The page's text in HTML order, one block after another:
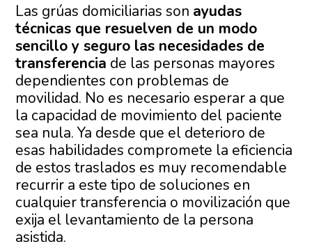
Las grúas domiciliarias son ayudas
técnicas que resuelven de un modo
sencillo y seguro las necesidades de
transferencia de las personas mayores
dependientes con problemas de
movilidad. No es necesario esperar a que
la capacidad de movimiento del paciente
sea nula. Ya desde que el deterioro de
esas habilidades compromete la eficiencia
de estos traslados es muy recomendable
recurrir a este tipo de soluciones en
cualquier transferencia o movilización que
exija el levantamiento de la persona
asistida.